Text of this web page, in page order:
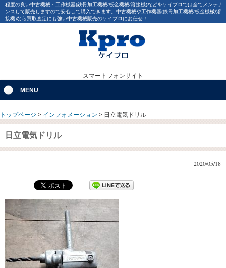
程度の良い中古機械・工作機器(鉄骨加工機械/板金機械/溶接機)などをケイプロでは全てメンテナ
ンスして販売しますので安心して購入できます。中古機械や工作機器(鉄骨加工機械/板金機械/溶
接機)なら買取査定にも強い中古機械販売のケイプロにお任せ！
スマートフォンサイト
MENU
トップページ > インフォメーション > 日立電気ドリル
日立電気ドリル
2020/05/18